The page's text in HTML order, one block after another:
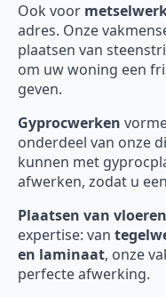
Ook voor
adres. Onze
plaatsen van
om uw woning een
geven.
Gyprocwerken
onderdeel van onze
kunnen met
afwerken, zodat u
Plaatsen van vloeren
expertise: van
en laminaat, onze
perfecte afwerking.